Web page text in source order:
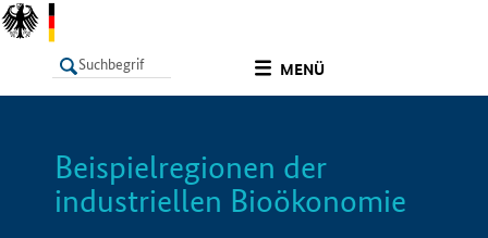
MENÜ
LISTE
Beispielregionen der
industriellen Bioökonomie